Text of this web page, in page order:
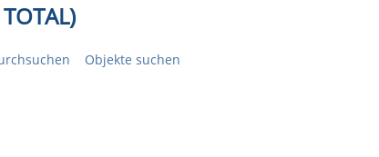
Objekte suchen